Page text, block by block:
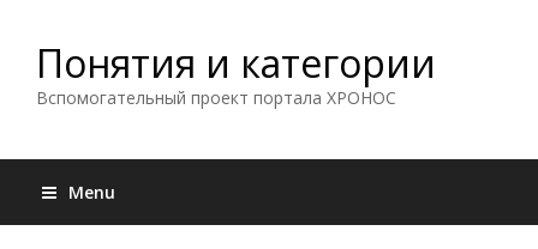
Понятия и категории
Вспомогательный проект портала ХРОНОС
Menu